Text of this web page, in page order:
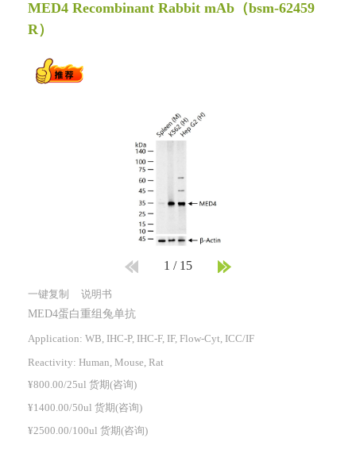
MED4 Recombinant Rabbit mAb （bsm-62459
R）
1 / 15
一键复制 说明书
MED4蛋白重组兔单抗
Application: WB, IHC-P, IHC-F, IF, Flow-Cyt, ICC/IF
Reactivity: Human, Mouse, Rat
¥800.00/25ul 货期(咨询)
¥1400.00/50ul 货期(咨询)
¥2500.00/100ul 货期(咨询)